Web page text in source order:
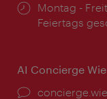
Montag -
Feiertags
AI Concierge
Ort: